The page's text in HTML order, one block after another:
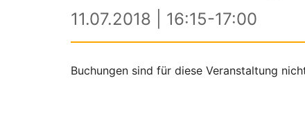
11.07.2018 | 16:15-17:00
Buchungen sind für diese Veranstaltung